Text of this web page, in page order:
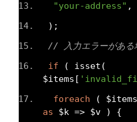
"your-address" ,
);
// 入力エラーがある
if
( isset (
$items [
foreach
( $items
as $k => $v ) {